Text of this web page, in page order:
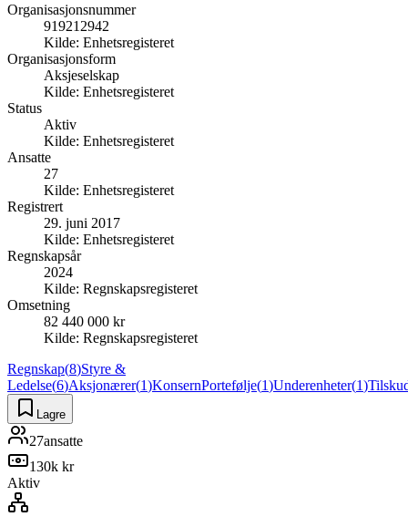
Organisasjonsnummer
919212942
Kilde: Enhetsregisteret
Organisasjonsform
Aksjeselskap
Kilde: Enhetsregisteret
Status
Aktiv
Kilde: Enhetsregisteret
Ansatte
27
Kilde: Enhetsregisteret
Registrert
29. juni 2017
Kilde: Enhetsregisteret
Regnskapsår
2024
Kilde: Regnskapsregisteret
Omsetning
82 440 000 kr
Kilde: Regnskapsregisteret
Regnskap(8)Styre &
Ledelse(6)Aksjonærer(1)KonsernPortefølje(1)Underenheter(1)
Lagre
27ansatte
130k kr
Aktiv